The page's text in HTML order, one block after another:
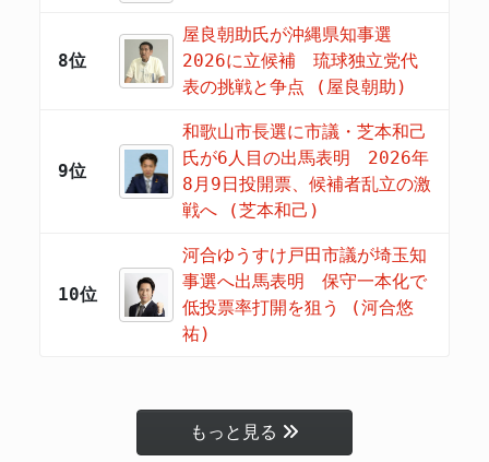
8位
屋良朝助氏が沖縄県知事選
2026に立候補 琉球独立党代
表の挑戦と争点 (屋良朝助)
9位
和歌山市長選に市議・芝本和己
氏が6人目の出馬表明 2026年
8月9日投開票、候補者乱立の激
戦へ (芝本和己)
10位
河合ゆうすけ戸田市議が埼玉知
事選へ出馬表明 保守一本化で
低投票率打開を狙う (河合悠
祐)
もっと見る